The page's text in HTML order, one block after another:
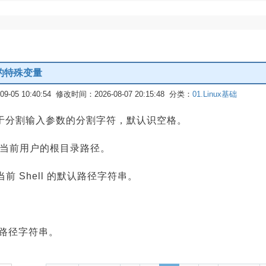
特殊变量
05 10:40:54 修改时间：2026-08-07 20:15:48 分类： 01.Linux基础
割输入参数的分割字符，默认识空格。
前用户的根目录路径。
Shell 的默认路径字符串。
径字符串。